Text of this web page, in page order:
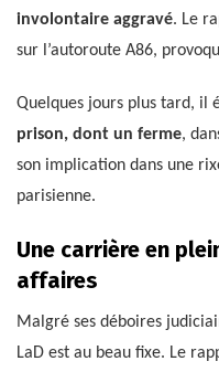
involontaire aggravé. Le
sur l’autoroute A86,
Quelques jours plus tard, il
prison, dont un ferme,
son implication dans une
parisienne.
Une carrière en
affaires
Malgré ses déboires
LaD est au beau fixe. Le